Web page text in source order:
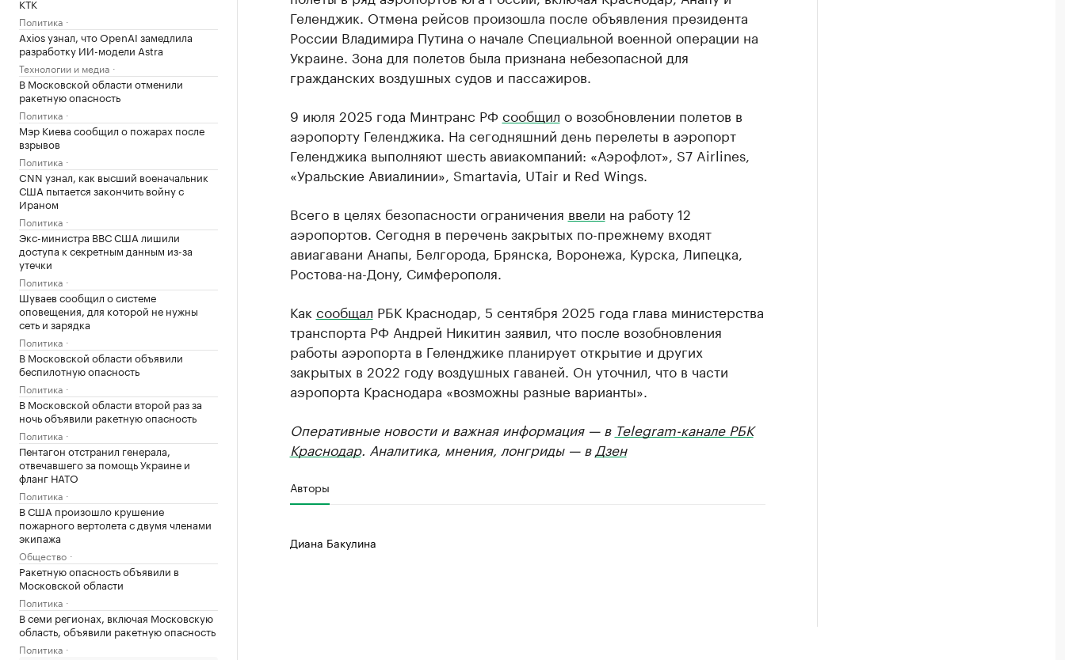
КТК
Политика
Axios узнал, что OpenAI замедлила
разработку ИИ-модели Astra
Технологии и медиа
В Московской области отменили
ракетную опасность
Политика
Мэр Киева сообщил о пожарах после
взрывов
Политика
CNN узнал, как высший военачальник
США пытается закончить войну с
Ираном
Политика
Экс-министра ВВС США лишили
доступа к секретным данным из-за
утечки
Политика
Шуваев сообщил о системе
оповещения, для которой не нужны
сеть и зарядка
Политика
В Московской области объявили
беспилотную опасность
Политика
В Московской области второй раз за
ночь объявили ракетную опасность
Политика
Пентагон отстранил генерала,
отвечавшего за помощь Украине и
фланг НАТО
Политика
В США произошло крушение
пожарного вертолета с двумя членами
экипажа
Общество
Ракетную опасность объявили в
Московской области
Политика
В семи регионах, включая Московскую
область, объявили ракетную опасность
Политика
Геленджик. Отмена рейсов произошла после объявления президента
России Владимира Путина о начале Специальной военной операции на
Украине. Зона для полетов была признана небезопасной для
гражданских воздушных судов и пассажиров.
9 июля 2025 года Минтранс РФ сообщил о возобновлении полетов в
аэропорту Геленджика. На сегодняшний день перелеты в аэропорт
Геленджика выполняют шесть авиакомпаний: «Аэрофлот», S7 Airlines,
«Уральские Авиалинии», Smartavia, UTair и Red Wings.
Всего в целях безопасности ограничения ввели на работу 12
аэропортов. Сегодня в перечень закрытых по-прежнему входят
авиагавани Анапы, Белгорода, Брянска, Воронежа, Курска, Липецка,
Ростова-на-Дону, Симферополя.
Как сообщал РБК Краснодар, 5 сентября 2025 года глава министерства
транспорта РФ Андрей Никитин заявил, что после возобновления
работы аэропорта в Геленджике планирует открытие и других
закрытых в 2022 году воздушных гаваней. Он уточнил, что в части
аэропорта Краснодара «возможны разные варианты».
Оперативные новости и важная информация — в Telegram-канале РБК
Краснодар. Аналитика, мнения, лонгриды — в Дзен
Авторы
Диана Бакулина